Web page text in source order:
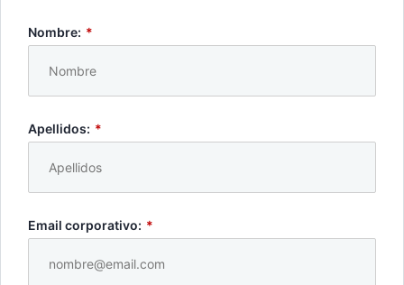
*
Nombre:
*
Apellidos:
*
Email corporativo: